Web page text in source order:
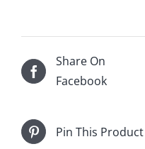
Share On
Facebook
Pin This Product